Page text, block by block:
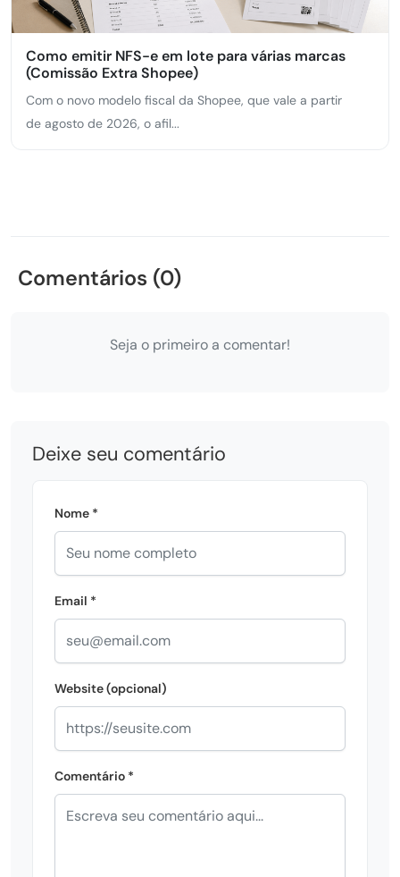
Como emitir NFS-e em lote para várias marcas
(Comissão Extra Shopee)
Com o novo modelo fiscal da Shopee, que vale a partir
de agosto de 2026, o afil...
Comentários (0)
Seja o primeiro a comentar!
Deixe seu comentário
Nome *
Email *
Website (opcional)
Comentário *